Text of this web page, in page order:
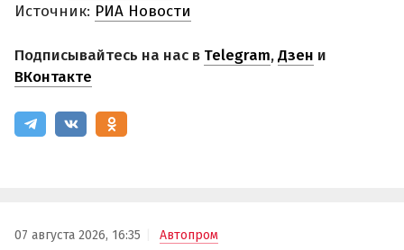
Источник: РИА Новости
Подписывайтесь на нас в Telegram,Дзен и
ВКонтакте
07 августа 2026, 16:35 Автопром